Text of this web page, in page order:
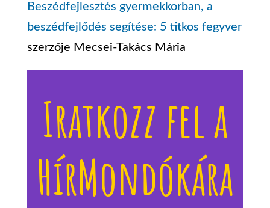
Beszédfejlesztés gyermekkorban, a
beszédfejlődés segítése: 5 titkos fegyver
szerzője Mecsei-Takács Mária
Iratkozz fel a
HírMondókára